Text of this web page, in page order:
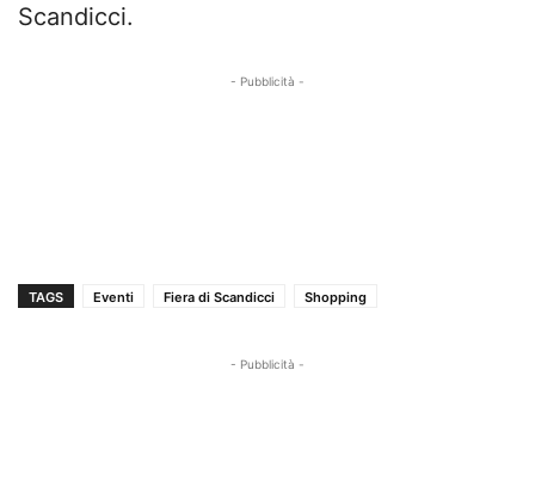
Scandicci.
- Pubblicità -
TAGS Eventi Fiera di Scandicci Shopping
- Pubblicità -